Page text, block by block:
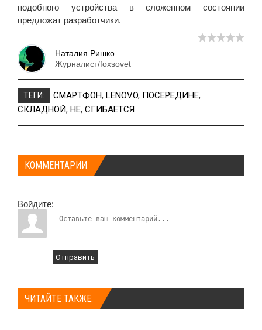
подобного устройства в сложенном состоянии
предложат разработчики.
Наталия Ришко
Журналист/foxsovet
ТЕГИ: СМАРТФОН, LENOVO, ПОСЕРЕДИНЕ,
СКЛАДНОЙ, НЕ, СГИБАЕТСЯ
КОММЕНТАРИИ
Войдите:
Отправить
ЧИТАЙТЕ ТАКЖЕ: